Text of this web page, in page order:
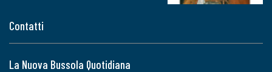
Contatti
La Nuova Bussola Quotidiana